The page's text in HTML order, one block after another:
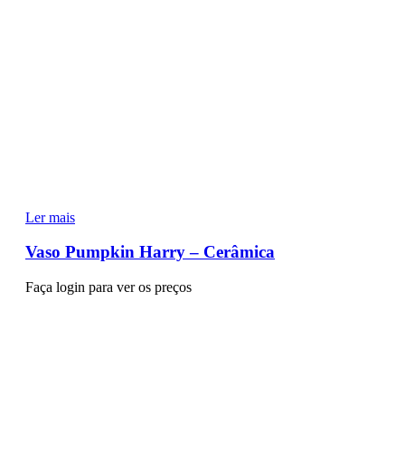
Ler mais
Vaso Pumpkin Harry – Cerâmica
Faça login para ver os preços